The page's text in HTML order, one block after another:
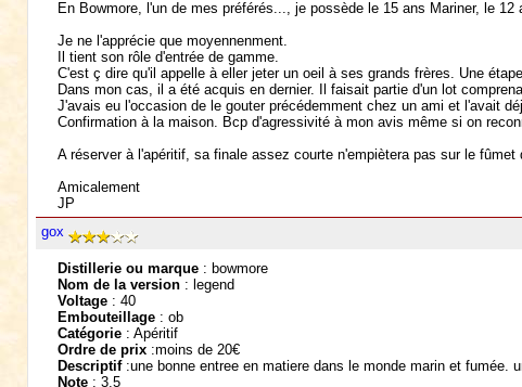
En Bowmore, l'un de mes préférés..., je possède le 15 ans Mariner, le
Je ne l'apprécie que moyennenment.
Il tient son rôle d'entrée de gamme.
C'est ç dire qu'il appelle à eller jeter un oeil à ses grands frères. Une
Dans mon cas, il a été acquis en dernier. Il faisait partie d'un lot
J'avais eu l'occasion de le gouter précédemment chez un ami et l'avait
Confirmation à la maison. Bcp d'agressivité à mon avis même si on
A réserver à l'apéritif, sa finale assez courte n'empiètera pas sur le fûmet
Amicalement
JP
gox
Distillerie ou marque : bowmore
Nom de la version : legend
Voltage : 40
Embouteillage : ob
Catégorie : Apéritif
Ordre de prix :moins de 20€
Descriptif:une bonne entree en matiere dans le monde marin et fumée.
Note: 3.5